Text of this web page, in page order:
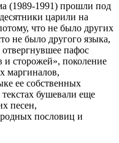
(1989-1991) прошли под
царили на
что не было других
не было другого языка,
пафос
и сторожей», поколение
маргиналов,
ее собственных
бушевали еще
песен,
пословиц и